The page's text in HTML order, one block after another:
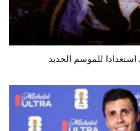
للموسم الجديد